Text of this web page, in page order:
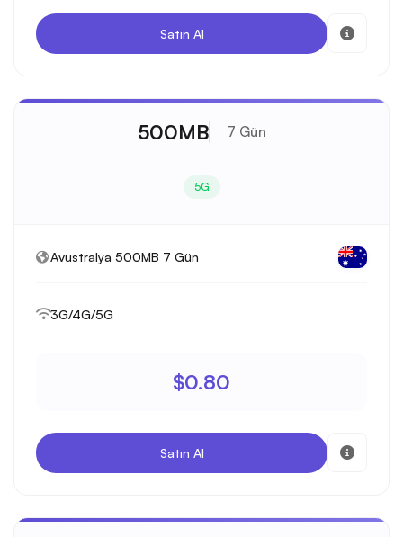
Satın Al
500MB 7 Gün
5G
Avustralya 500MB 7 Gün
3G/4G/5G
$0.80
Satın Al